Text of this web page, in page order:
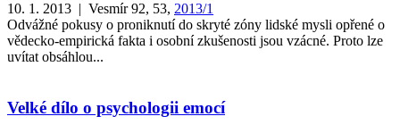
10. 1. 2013 | Vesmír 92, 53, 2013/1
Odvážné pokusy o proniknutí do skryté zóny lidské mysli opřené o
vědecko-empirická fakta i osobní zkušenosti jsou vzácné. Proto lze
uvítat obsáhlou...
Velké dílo o psychologii emocí